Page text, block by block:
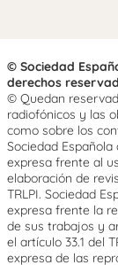
© Sociedad
derechos
© Quedan
radiofónicos y las
como sobre los
Sociedad
expresa frente al
elaboración de
TRLPI. Sociedad
expresa frente la
de sus trabajos y
el artículo 33.1 del
expresa de las